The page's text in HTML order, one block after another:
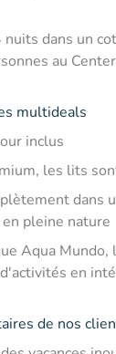
dans un
au
multideals
inclus
les lits
dans
pleine nature
Aqua Mundo,
en
de nos